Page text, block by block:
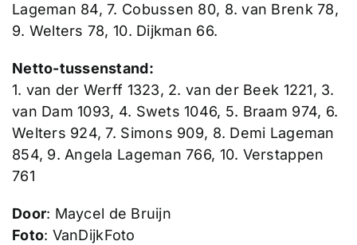
Lageman 84, 7. Cobussen 80, 8. van Brenk 78,
9. Welters 78, 10. Dijkman 66.
Netto-tussenstand:
1. van der Werff 1323, 2. van der Beek 1221, 3.
van Dam 1093, 4. Swets 1046, 5. Braam 974, 6.
Welters 924, 7. Simons 909, 8. Demi Lageman
854, 9. Angela Lageman 766, 10. Verstappen
761
Door: Maycel de Bruijn
Foto: VanDijkFoto